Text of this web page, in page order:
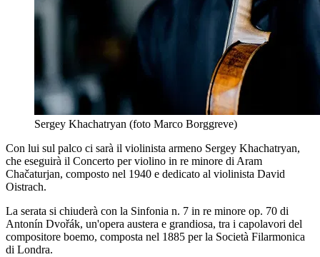
Sergey Khachatryan (foto Marco Borggreve)
Con lui sul palco ci sarà il violinista armeno Sergey Khachatryan,
che eseguirà il Concerto per violino in re minore di Aram
Chačaturjan, composto nel 1940 e dedicato al violinista David
Oistrach.
La serata si chiuderà con la Sinfonia n. 7 in re minore op. 70 di
Antonín Dvořák, un'opera austera e grandiosa, tra i capolavori del
compositore boemo, composta nel 1885 per la Società Filarmonica
di Londra.